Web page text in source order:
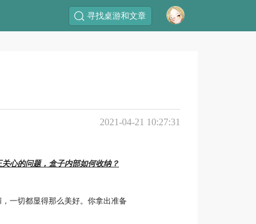
寻找桌游和文章
2021-04-21 10:27:31
心的问题，盒子内部如何收纳？
一切都显得那么美好。你拿出准备